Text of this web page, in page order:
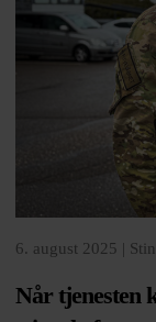
6. august 2025 |
Når tjenesten